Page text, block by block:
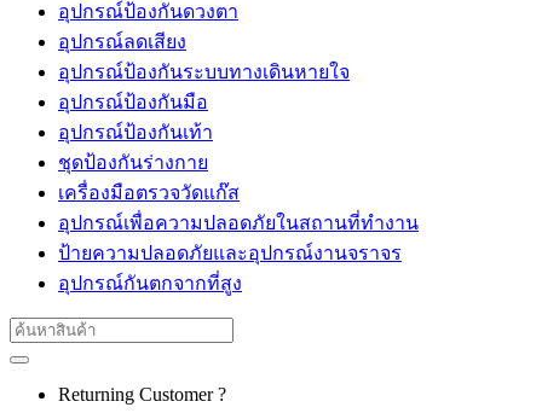
อุปกรณ์ป้องกันดวงตา
อุปกรณ์ลดเสียง
อุปกรณ์ป้องกันระบบทางเดินหายใจ
อุปกรณ์ป้องกันมือ
อุปกรณ์ป้องกันเท้า
ชุดป้องกันร่างกาย
เครื่องมือตรวจวัดแก๊ส
อุปกรณ์เพื่อความปลอดภัยในสถานที่ทำงาน
ป้ายความปลอดภัยและอุปกรณ์งานจราจร
อุปกรณ์กันตกจากที่สูง
Search
for:
Returning Customer ?